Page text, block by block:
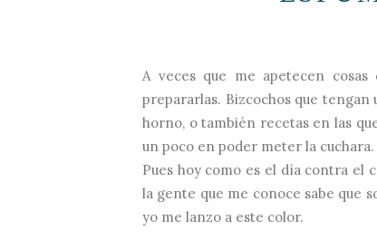
A veces que me apetecen
prepararlas. Bizcochos que tengan
horno, o también recetas en las
un poco en poder meter la cuchara.
Pues hoy como es el día contra el
la gente que me conoce sabe que
yo me lanzo a este color.